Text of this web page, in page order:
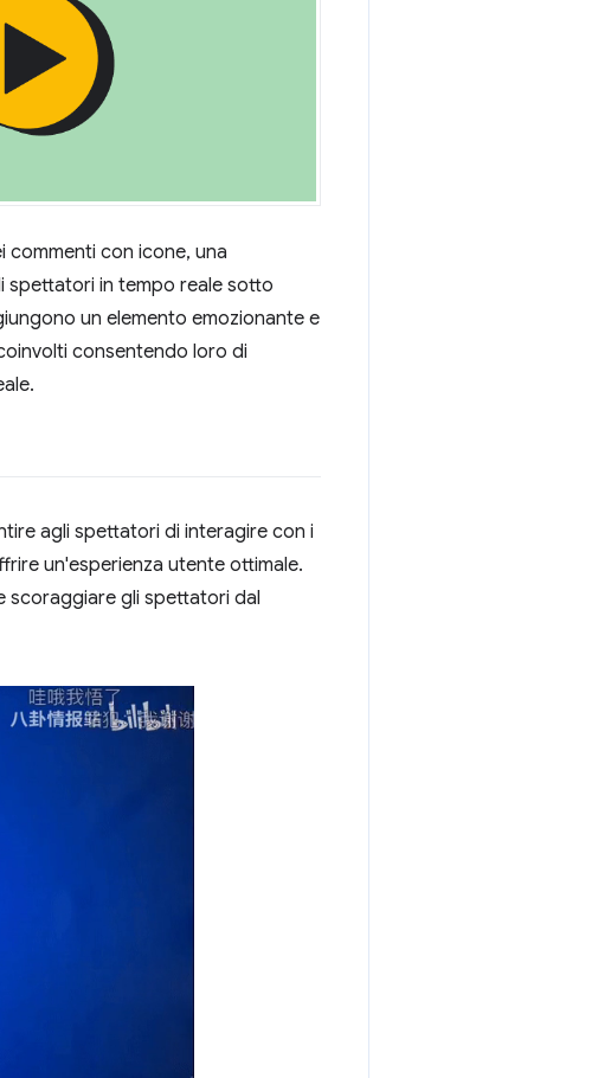
commenti con icone, una
spettatori in tempo reale sotto
un elemento emozionante e
consentendo loro di
agli spettatori di interagire con i
un'esperienza utente ottimale.
scoraggiare gli spettatori dal